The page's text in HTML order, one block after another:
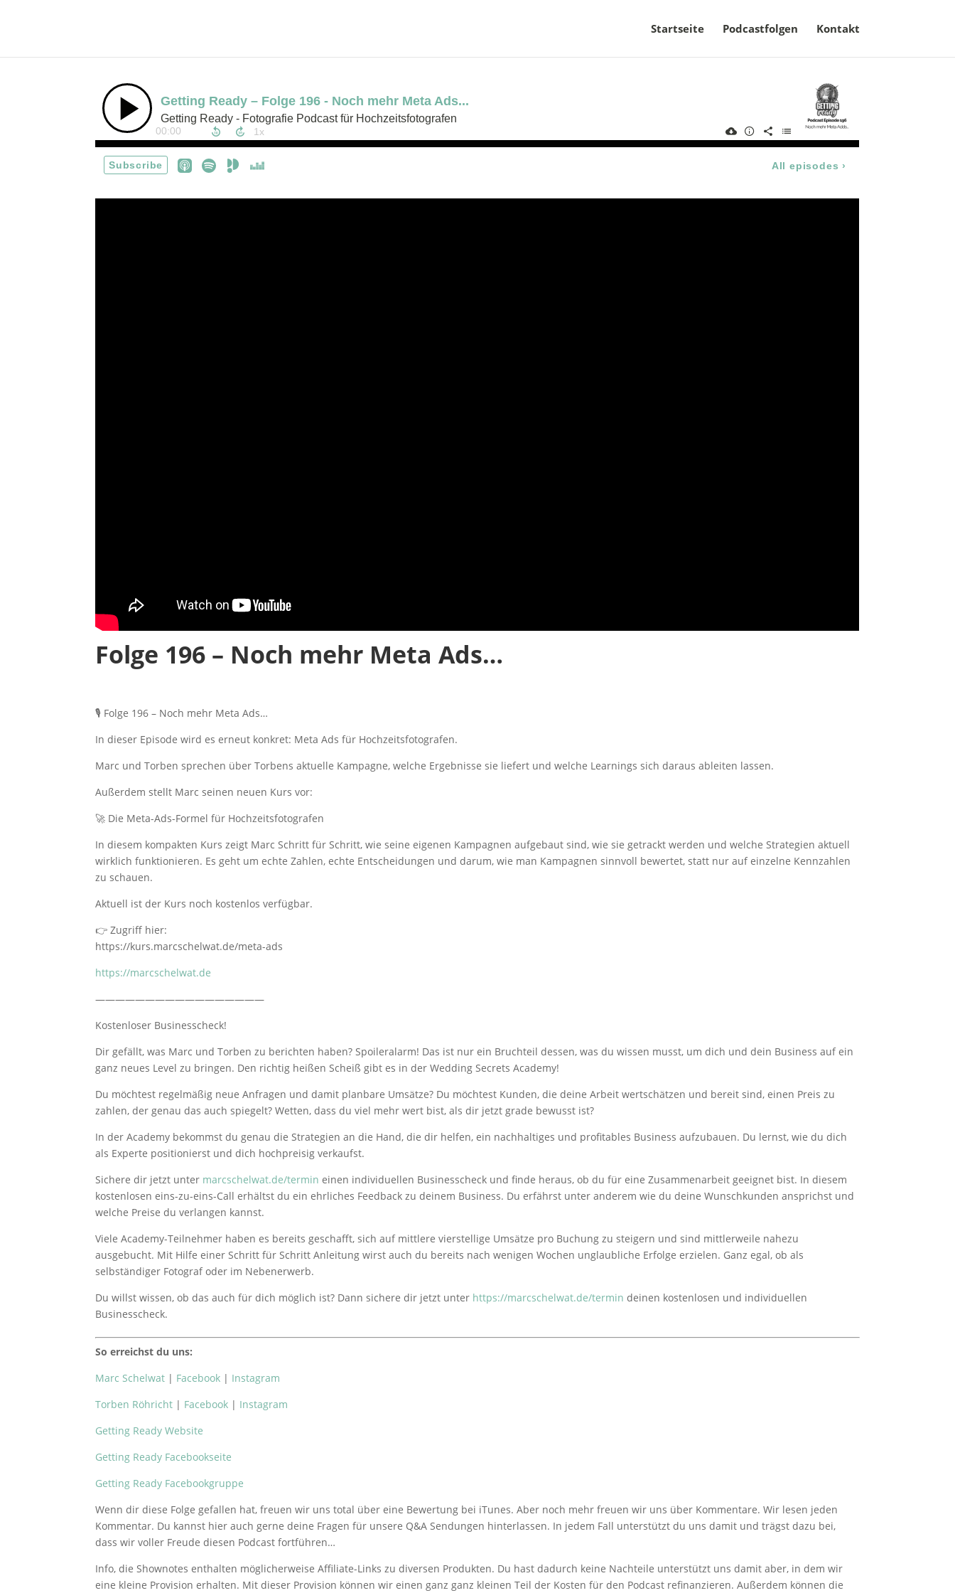
Startseite Podcastfolgen Kontakt
Folge 196 – Noch mehr Meta Ads…
🎙 Folge 196 – Noch mehr Meta Ads…
In dieser Episode wird es erneut konkret: Meta Ads für Hochzeitsfotografen.
Marc und Torben sprechen über Torbens aktuelle Kampagne, welche Ergebnisse sie liefert und welche Learnings sich daraus ableiten lassen.
Außerdem stellt Marc seinen neuen Kurs vor:
🚀 Die Meta-Ads-Formel für Hochzeitsfotografen
In diesem kompakten Kurs zeigt Marc Schritt für Schritt, wie seine eigenen Kampagnen aufgebaut sind, wie sie getrackt werden und welche Strategien aktuell
wirklich funktionieren. Es geht um echte Zahlen, echte Entscheidungen und darum, wie man Kampagnen sinnvoll bewertet, statt nur auf einzelne Kennzahlen
zu schauen.
Aktuell ist der Kurs noch kostenlos verfügbar.
👉 Zugriff hier:
https://kurs.marcschelwat.de/meta-ads
https://marcschelwat.de
—————————————————
Kostenloser Businesscheck!
Dir gefällt, was Marc und Torben zu berichten haben? Spoileralarm! Das ist nur ein Bruchteil dessen, was du wissen musst, um dich und dein Business auf ein
ganz neues Level zu bringen. Den richtig heißen Scheiß gibt es in der Wedding Secrets Academy!
Du möchtest regelmäßig neue Anfragen und damit planbare Umsätze? Du möchtest Kunden, die deine Arbeit wertschätzen und bereit sind, einen Preis zu
zahlen, der genau das auch spiegelt? Wetten, dass du viel mehr wert bist, als dir jetzt grade bewusst ist?
In der Academy bekommst du genau die Strategien an die Hand, die dir helfen, ein nachhaltiges und profitables Business aufzubauen. Du lernst, wie du dich
als Experte positionierst und dich hochpreisig verkaufst.
Sichere dir jetzt unter marcschelwat.de/termin einen individuellen Businesscheck und finde heraus, ob du für eine Zusammenarbeit geeignet bist. In diesem
kostenlosen eins-zu-eins-Call erhältst du ein ehrliches Feedback zu deinem Business. Du erfährst unter anderem wie du deine Wunschkunden ansprichst und
welche Preise du verlangen kannst.
Viele Academy-Teilnehmer haben es bereits geschafft, sich auf mittlere vierstellige Umsätze pro Buchung zu steigern und sind mittlerweile nahezu
ausgebucht. Mit Hilfe einer Schritt für Schritt Anleitung wirst auch du bereits nach wenigen Wochen unglaubliche Erfolge erzielen. Ganz egal, ob als
selbständiger Fotograf oder im Nebenerwerb.
Du willst wissen, ob das auch für dich möglich ist? Dann sichere dir jetzt unter https://marcschelwat.de/termin deinen kostenlosen und individuellen
Businesscheck.
So erreichst du uns:
Marc Schelwat | Facebook | Instagram
Torben Röhricht | Facebook | Instagram
Getting Ready Website
Getting Ready Facebookseite
Getting Ready Facebookgruppe
Wenn dir diese Folge gefallen hat, freuen wir uns total über eine Bewertung bei iTunes. Aber noch mehr freuen wir uns über Kommentare. Wir lesen jeden
Kommentar. Du kannst hier auch gerne deine Fragen für unsere Q&A Sendungen hinterlassen. In jedem Fall unterstützt du uns damit und trägst dazu bei,
dass wir voller Freude diesen Podcast fortführen…
Info, die Shownotes enthalten möglicherweise Affiliate-Links zu diversen Produkten. Du hast dadurch keine Nachteile unterstützt uns damit aber, in dem wir
eine kleine Provision erhalten. Mit dieser Provision können wir einen ganz ganz kleinen Teil der Kosten für den Podcast refinanzieren. Außerdem können die